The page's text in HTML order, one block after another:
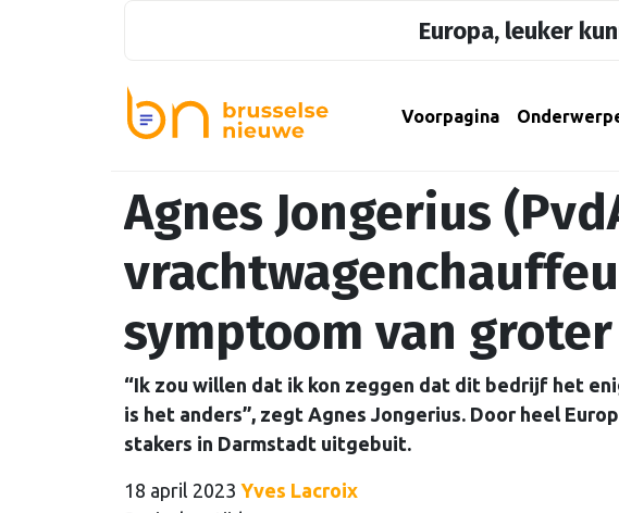
Europa, leuker
Voorpagina
Agnes Jongerius
symptoom van
“Ik zou willen dat ik kon zeggen dat dit bedrijf het
is het anders”, zegt Agnes Jongerius. Door heel
stakers in Darmstadt uitgebuit.
18 april 2023 Yves Lacroix